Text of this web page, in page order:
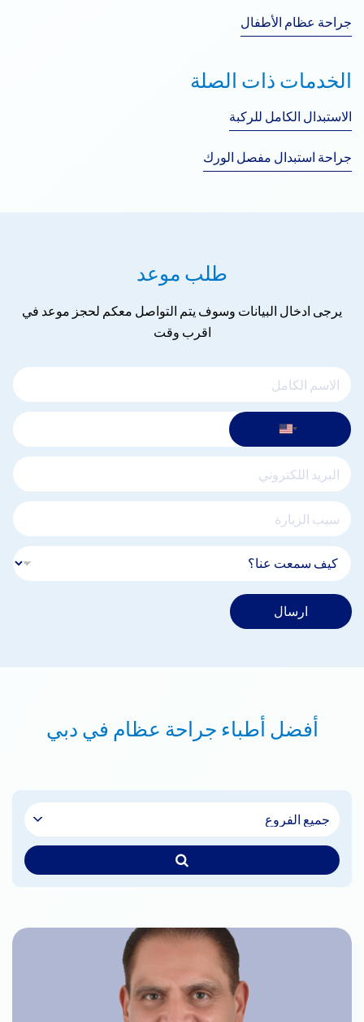
جراحة عظام الأطفال
الخدمات ذات الصلة
الاستبدال الكامل للركبة
جراحة استبدال مفصل الورك
طلب موعد
يرجى ادخال البيانات وسوف يتم التواصل معكم لحجز موعد في
اقرب وقت
ارسال
أفضل أطباء جراحة عظام في دبي